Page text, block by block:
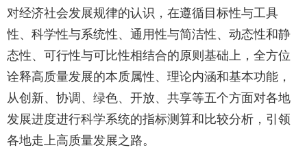
对经济社会发展规律的认识，在遵循目标性与工具
性、科学性与系统性、通用性与简洁性、动态性和静
态性、可行性与可比性相结合的原则基础上，全方位
诠释高质量发展的本质属性、理论内涵和基本功能，
从创新、协调、绿色、开放、共享等五个方面对各地
发展进度进行科学系统的指标测算和比较分析，引领
各地走上高质量发展之路。